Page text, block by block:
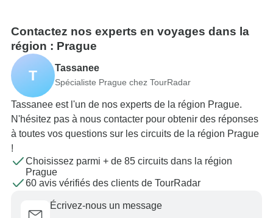
Contactez nos experts en voyages dans la
région : Prague
T Tassanee
Spécialiste Prague chez TourRadar
Tassanee est l'un de nos experts de la région Prague.
N'hésitez pas à nous contacter pour obtenir des réponses
à toutes vos questions sur les circuits de la région Prague
!
Choisissez parmi + de 85 circuits dans la région
Prague
60 avis vérifiés des clients de TourRadar
Écrivez-nous un message